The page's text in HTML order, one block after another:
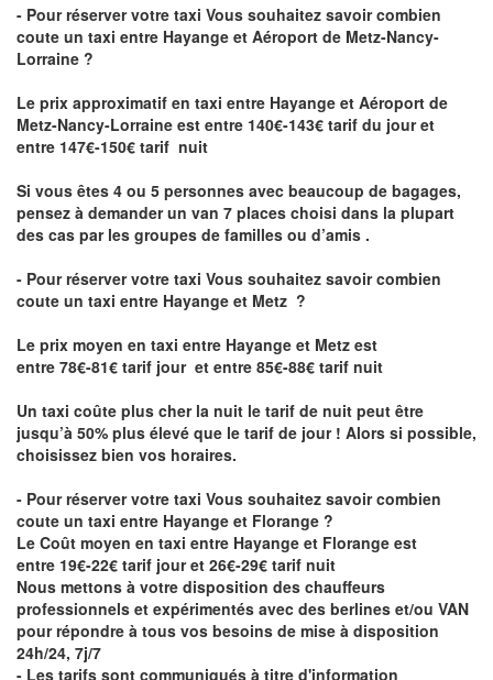
- Pour réserver votre taxi Vous souhaitez savoircombien
coute un taxi entre Hayange et Aéroport de Metz-Nancy-
Lorraine ?
Le prix approximatif en taxi entre Hayange et Aéroport de
Metz-Nancy-Lorraine est entre 140€-143€ tarif du jour et
entre 147€-150€ tarif nuit
Si vous êtes 4 ou 5 personnes avec beaucoup de bagages,
pensez à demander un van 7 places choisi dans la plupart
des cas par les groupes de familles ou d’amis .
- Pour réserver votre taxi Vous souhaitez savoircombien
coute un taxi entre Hayange et Metz ?
Le prix moyen en taxi entre Hayange et Metz est
entre 78€-81€ tarif jour et entre 85€-88€ tarif nuit
Un taxi coûte plus cher la nuit le tarif de nuit peut être
jusqu’à 50% plus élevé que le tarif de jour ! Alors si possible,
choisissez bien vos horaires.
- Pour réserver votre taxi Vous souhaitez savoircombien
coute un taxi entre Hayange et Florange ?
Le Coût moyen en taxi entre Hayange et Florange est
entre 19€-22€ tarif jour et 26€-29€ tarif nuit
Nous mettons à votre disposition des chauffeurs
professionnels et expérimentés avec des berlines et/ou VAN
pour répondre à tous vos besoins de mise à disposition
24h/24, 7j/7
- Les tarifs sont communiqués à titre d'information